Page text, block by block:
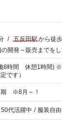
/ 五反田駅から徒
開発～販売までを
8時間 休憩1時間) ※
です）
期 ※8月～！
代活躍中 / 服装自由